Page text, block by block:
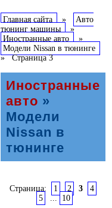
Главная сайта »
Авто
тюнинг машины
»
Иностранные авто
»
Модели Nissan в тюнинге
»Страница 3
Иностранные
авто »
Модели
Nissan в
тюнинге
Страница: 1 2 3
4
5
... 10